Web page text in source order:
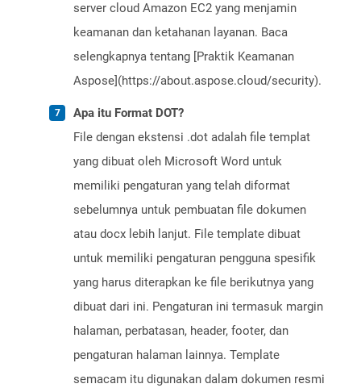
server cloud Amazon EC2 yang menjamin
keamanan dan ketahanan layanan. Baca
selengkapnya tentang [Praktik Keamanan
Aspose](https://about.aspose.cloud/security).
Apa itu Format DOT?
File dengan ekstensi .dot adalah file templat
yang dibuat oleh Microsoft Word untuk
memiliki pengaturan yang telah diformat
sebelumnya untuk pembuatan file dokumen
atau docx lebih lanjut. File template dibuat
untuk memiliki pengaturan pengguna spesifik
yang harus diterapkan ke file berikutnya yang
dibuat dari ini. Pengaturan ini termasuk margin
halaman, perbatasan, header, footer, dan
pengaturan halaman lainnya. Template
semacam itu digunakan dalam dokumen resmi